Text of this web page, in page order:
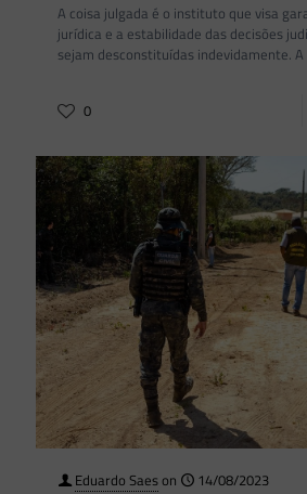
A coisa julgada é o instituto que visa
jurídica e a estabilidade das decisões
sejam desconstituídas indevidamente.
0
Eduardo Saeson
14/08/2023